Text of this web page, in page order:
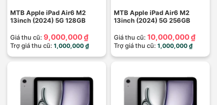
MTB Apple iPad Air6 M2
13inch (2024) 5G 128GB
Giá thu cũ: 9,000,000 ₫
Trợ giá thu cũ: 1,000,000 ₫
MTB Apple iPad Air6 M2
13inch (2024) 5G 256GB
Giá thu cũ: 10,000,000 ₫
Trợ giá thu cũ: 1,000,000 ₫